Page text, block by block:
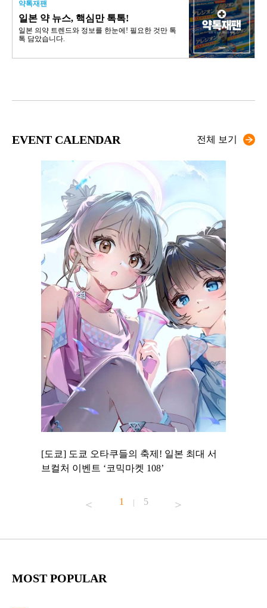
약톡재팬
일본 약 뉴스, 핵심만 톡톡!
일본 의약 트렌드와 정보를 한눈에! 필요한 것만 톡
톡 담았습니다.
EVENT CALENDAR 전체 보기
[도쿄] 도쿄 오타쿠들의 축제! 일본 최대 서
브컬처 이벤트 ‘코믹마켓 108’
1 | 5
MOST POPULAR